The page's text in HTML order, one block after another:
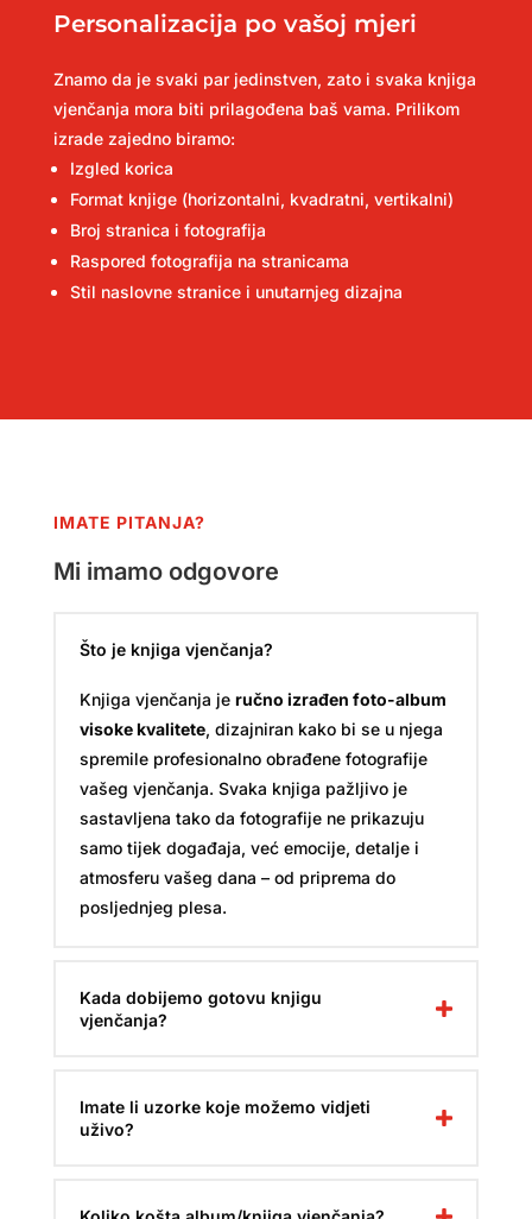
Personalizacija po vašoj mjeri
Znamo da je svaki par jedinstven, zato i svaka knjiga
vjenčanja mora biti prilagođena baš vama. Prilikom
izrade zajedno biramo:
Izgled korica
Format knjige (horizontalni, kvadratni, vertikalni)
Broj stranica i fotografija
Raspored fotografija na stranicama
Stil naslovne stranice i unutarnjeg dizajna
IMATE PITANJA?
Mi imamo odgovore
Što je knjiga vjenčanja?
Knjiga vjenčanja je ručno izrađen foto-album
visoke kvalitete, dizajniran kako bi se u njega
spremile profesionalno obrađene fotografije
vašeg vjenčanja. Svaka knjiga pažljivo je
sastavljena tako da fotografije ne prikazuju
samo tijek događaja, već emocije, detalje i
atmosferu vašeg dana – od priprema do
posljednjeg plesa.
Kada dobijemo gotovu knjigu
vjenčanja?
Imate li uzorke koje možemo vidjeti
uživo?